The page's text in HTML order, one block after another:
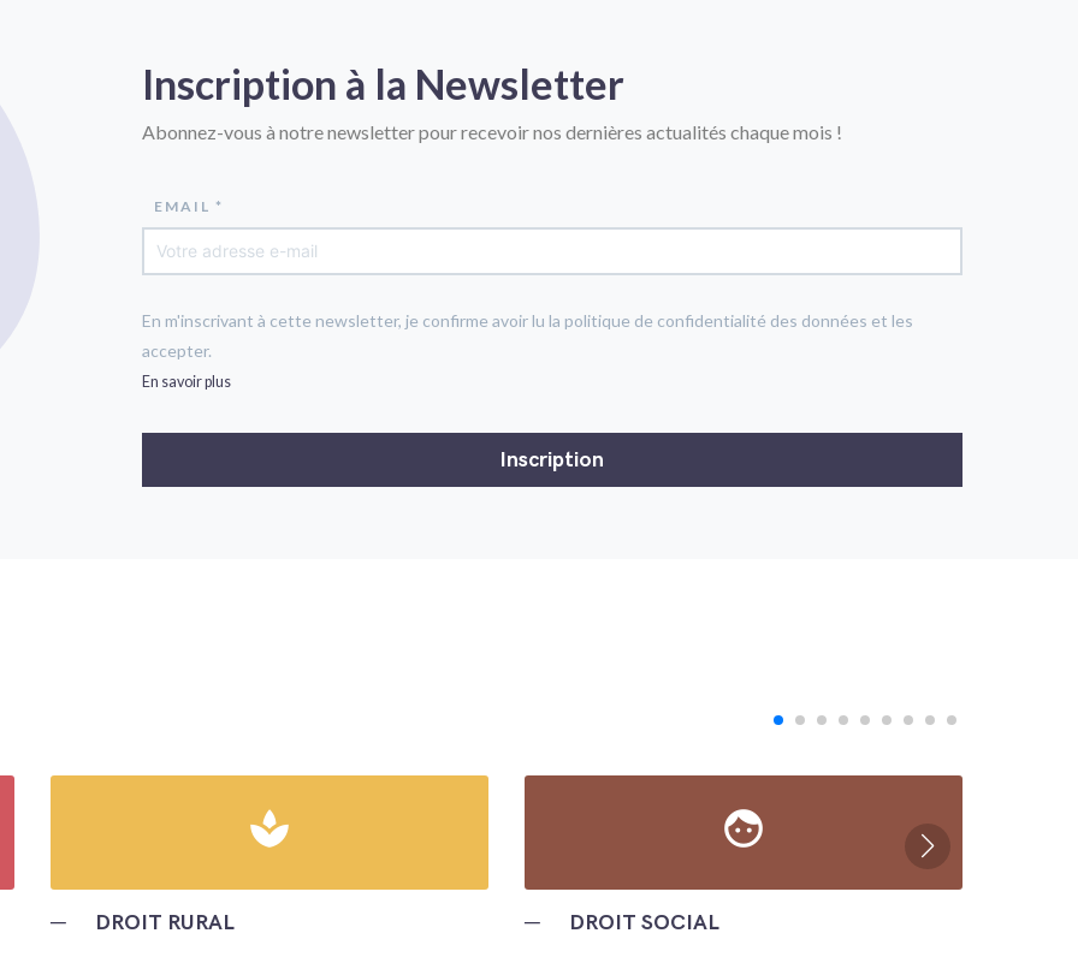
Inscription à la Newsletter
Abonnez-vous à notre newsletter pour recevoir nos dernières actualités chaque mois !
EMAIL *
En m'inscrivant à cette newsletter, je confirme avoir lu la politique de confidentialité des données et les
accepter.
En savoir plus
spa
─ DROIT RURAL
face
─ DROIT SOCIAL